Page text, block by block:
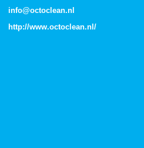
info@octoclean.nl
http://www.octoclean.nl /